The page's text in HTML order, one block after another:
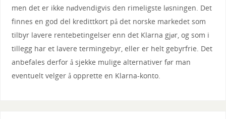
men det er ikke nødvendigvis den rimeligste løsningen. Det
finnes en god del kredittkort på det norske markedet som
tilbyr lavere rentebetingelser enn det Klarna gjør, og som i
tillegg har et lavere termingebyr, eller er helt gebyrfrie. Det
anbefales derfor å sjekke mulige alternativer før man
eventuelt velger å opprette en Klarna-konto.